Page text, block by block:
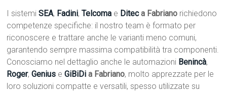
I sistemiSEA, Fadini,Telcoma e Diteca Fabriano richiedono
competenze specifiche: il nostro team è formato per
riconoscere e trattare anche le varianti meno comuni,
garantendo sempre massima compatibilità tra componenti.
Conosciamo nel dettaglio anche le automazioni Benincà,
Roger,Genius eGiBiDi a Fabriano, molto apprezzate per le
loro soluzioni compatte e versatili, spesso utilizzate su